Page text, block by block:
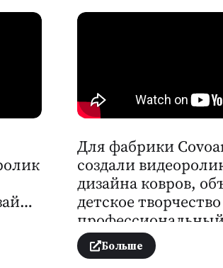
профессиональной
с
Для фабрики
создали
дизайна ковров,
детское
демонстрирует
уникальных
Больше